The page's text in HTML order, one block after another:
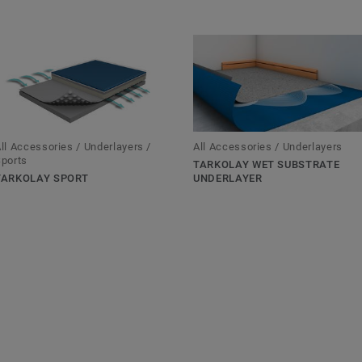
Accessories / Underlayers /
SPORT
All Accessories / Underlayers
TARKOLAY WET SUBSTRATE
UNDERLAYER